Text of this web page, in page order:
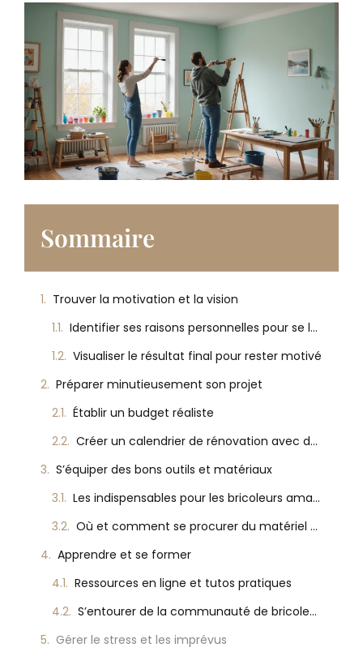
Sommaire
Trouver la motivation et la vision
Identifier ses raisons personnelles pour se lancer
Visualiser le résultat final pour rester motivé
Préparer minutieusement son projet
Établir un budget réaliste
Créer un calendrier de rénovation avec des étapes claires
S’équiper des bons outils et matériaux
Les indispensables pour les bricoleurs amateurs
Où et comment se procurer du matériel de qualité
Apprendre et se former
Ressources en ligne et tutos pratiques
S’entourer de la communauté de bricoleurs pour des conseils
Gérer le stress et les imprévus